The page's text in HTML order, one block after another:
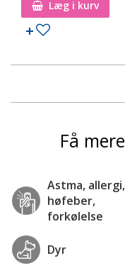
Læg i kurv
Tilføj til
Få
Astma, allergi,
høfeber,
forkølelse
Dyr